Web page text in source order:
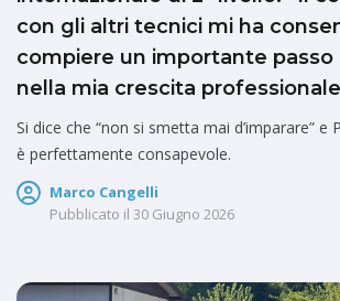
con gli altri tecnici mi ha
compiere un importante passo
nella mia crescita
Si dice che “non si smetta mai d’imparare” e
è perfettamente consapevole.
Marco Cangelli
Pubblicato il 30 Giugno 2026